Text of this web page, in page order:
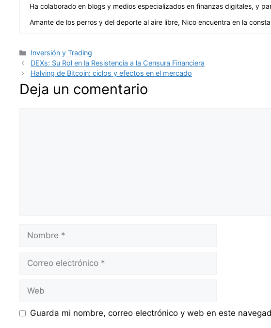
Ha colaborado en blogs y medios especializados en finanzas digitales, y
Amante de los perros y del deporte al aire libre, Nico encuentra en la
Categorías
Inversión y Trading
DEXs: Su Rol en la Resistencia a la Censura Financiera
Halving de Bitcoin: ciclos y efectos en el mercado
Deja un comentario
electrónico
Guarda mi nombre, correo electrónico y web en este